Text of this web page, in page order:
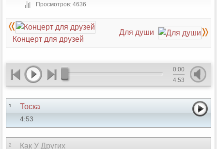
Просмотров: 4636
Концерт для друзей
Для души
0:00
4:53
1 Тоска
4:53
2 Как У Других